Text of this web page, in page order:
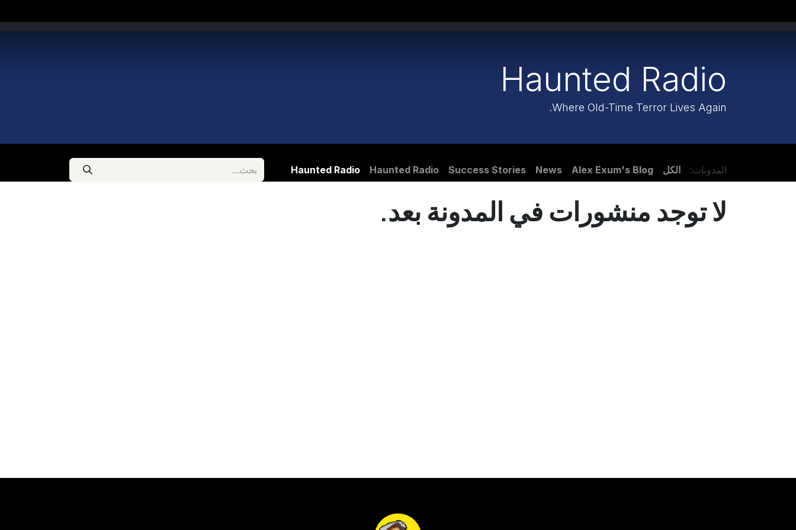
Haunted Radio
Where Old-Time Terror Lives Again.
المدونات: الكل Alex Exum's Blog
News
Success Stories
Haunted Radio
Haunted Radio
لا توجد منشورات في المدونة بعد.